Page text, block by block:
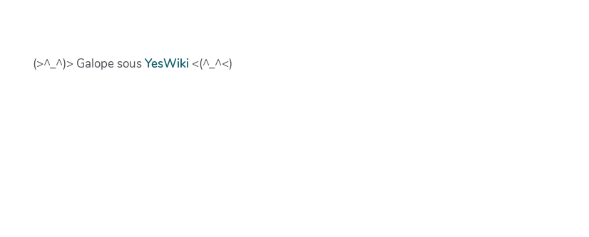
(>^_^)> Galope sousYesWiki <(^_^<)